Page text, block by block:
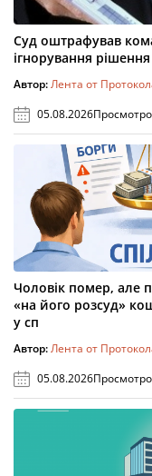
Суд оштрафував
ігнорування
Автор:Лента от
05.08.2026
Чоловік помер, але
«на його розсуд»
у сп
Автор:Лента от
05.08.2026